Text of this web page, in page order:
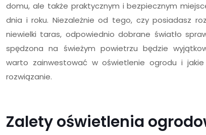
domu, ale także praktycznym i bezpiecznym
dnia i roku. Niezależnie od tego, czy posiadasz
niewielki taras, odpowiednio dobrane światło
spędzona na świeżym powietrzu będzie
warto zainwestować w oświetlenie ogrodu i
rozwiązanie.
Zalety oświetlenia